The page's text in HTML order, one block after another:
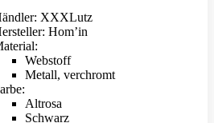
XXXLutz
Hom’in
Webstoff
Metall, verchromt
Altrosa
Schwarz